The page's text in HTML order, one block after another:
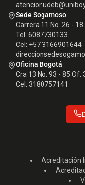
Sede Sogamoso
Carrera 11 No. 26 - 18
Tel: 6087730133
Cel: +57 3166901644
Oficina Bogotá
Cra 13 No. 93 - 85 Of.
Cel: 3180757141
Acreditación